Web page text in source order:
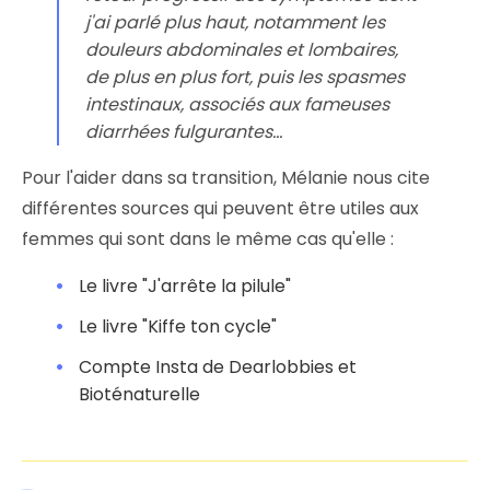
j'ai parlé plus haut, notamment les
douleurs abdominales et lombaires,
de plus en plus fort, puis les spasmes
intestinaux, associés aux fameuses
diarrhées fulgurantes...
Pour l'aider dans sa transition, Mélanie nous cite
différentes sources qui peuvent être utiles aux
femmes qui sont dans le même cas qu'elle :
Le livre "J'arrête la pilule"
Le livre "Kiffe ton cycle"
Compte Insta de Dearlobbies et
Bioténaturelle